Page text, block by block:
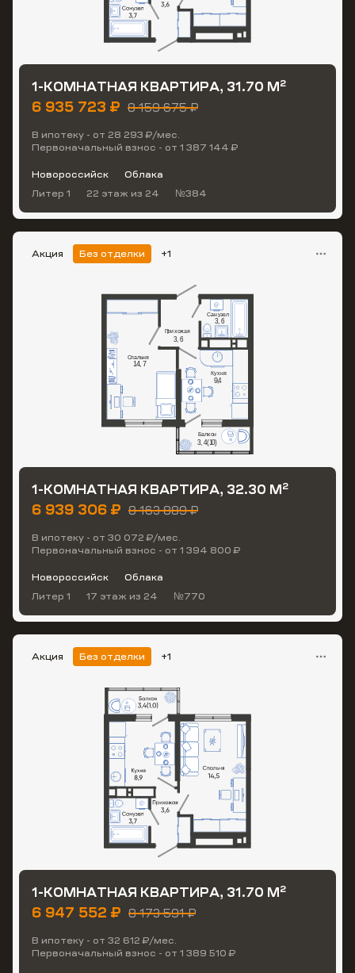
1-КОМНАТНАЯ КВАРТИРА, 31.70 М2
6 935 723 ₽ 8 159 675 ₽
В ипотеку - от 28 293 ₽/мес.
Первоначальный взнос - от 1 387 144 ₽
Новороссийск
Облака
Литер 1
22 этаж из 24 №384
Акция Без отделки +1
1-КОМНАТНАЯ КВАРТИРА, 32.30 М2
6 939 306 ₽ 8 163 889 ₽
В ипотеку - от 30 072 ₽/мес.
Первоначальный взнос - от 1 394 800 ₽
Новороссийск
Облака
Литер 1
17 этаж из 24 №770
Акция Без отделки +1
1-КОМНАТНАЯ КВАРТИРА, 31.70 М2
6 947 552 ₽ 8 173 591 ₽
В ипотеку - от 32 612 ₽/мес.
Первоначальный взнос - от 1 389 510 ₽